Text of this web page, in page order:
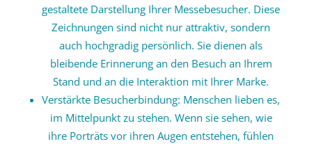
gestaltete Darstellung Ihrer Messebesucher. Diese
Zeichnungen sind nicht nur attraktiv, sondern
auch hochgradig persönlich. Sie dienen als
bleibende Erinnerung an den Besuch an Ihrem
Stand und an die Interaktion mit Ihrer Marke.
Verstärkte Besucherbindung: Menschen lieben es,
im Mittelpunkt zu stehen. Wenn sie sehen, wie
ihre Porträts vor ihren Augen entstehen, fühlen